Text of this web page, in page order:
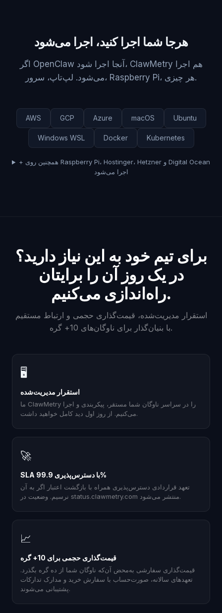
هرجا شما اجرا کنید، اجرا می‌شود
اگر OpenClaw آنجا اجرا شود، ClawMetry هم اجرا
می‌شود. لپ‌تاپ، سرور، Raspberry Pi، هر چیزی.
AWS GCP Azure macOS Ubuntu
Windows WSL Docker Kubernetes
+ همچنین روی Raspberry Pi، Hostinger، Hetzner و Digital Ocean
اجرا می‌شود
برای تیم خود به این نیاز دارید؟
در یک روز آن را برایتان
راه‌اندازی می‌کنیم.
استقرار مدیریت‌شده، قیمت‌گذاری حجمی و ارتباط مستقیم
با بنیان‌گذار برای ناوگان‌های 10+ گره.
🖥
استقرار مدیریت‌شده
ما ClawMetry را در سراسر ناوگان شما مستقر، پیکربندی و اجرا
می‌کنیم. از روز اول دید کامل خواهید داشت.
🚀
SLA با دسترس‌پذیری 99.9%
تعهد قراردادی دسترس‌پذیری همراه با بازگشت اعتبار اگر به آن
نرسیم. وضعیت در status.clawmetry.com منتشر می‌شود.
📈
قیمت‌گذاری حجمی برای 10+ گره
قیمت‌گذاری سفارشی به‌محض آن‌که ناوگان شما از ده گره بگذرد.
تعهدهای سالانه، صورت‌حساب با سفارش خرید و مدارک تدارکات
پشتیبانی می‌شوند.